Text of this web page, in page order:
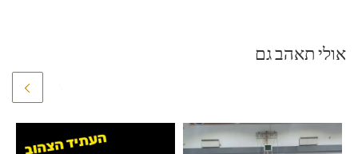
אולי תאהב גם